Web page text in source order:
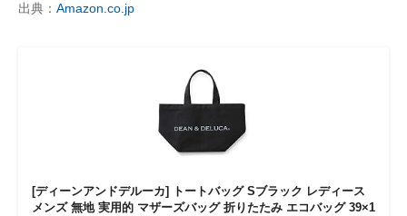
出典： Amazon.co.jp
[ディーンアンドデルーカ] トートバッグ Sブラック レディース
メンズ 無地 実用的 マザーズバッグ 折りたたみ エコバッグ 39×1